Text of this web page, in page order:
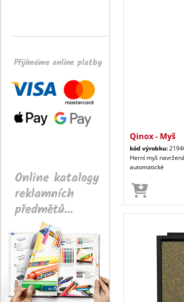
Přijímáme online platby
Online katalogy
reklamních
předmětů...
Qinox - Myš
kód výrobku:
Herní myš
automatické